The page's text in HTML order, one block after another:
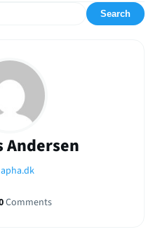
Search
Andersen
apha.dk
Comments